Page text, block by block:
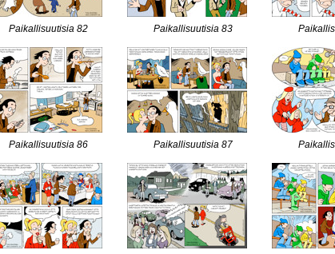
Paikallisuutisia 82 Paikallisuutisia 83
Paikallisuutisia 86 Paikallisuutisia 87